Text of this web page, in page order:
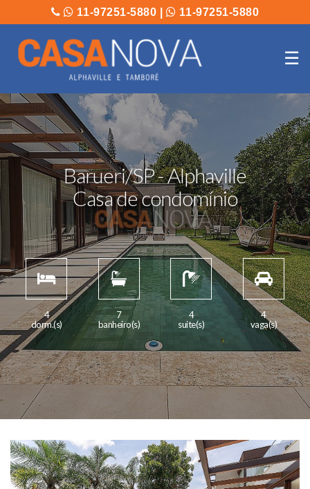
11-97251-5880 11-97251-5880
☰
Barueri/SP - Alphaville
Casa de condomínio
4
dorm.(s)
7
banheiro(s)
4
suite(s)
4
vaga(s)